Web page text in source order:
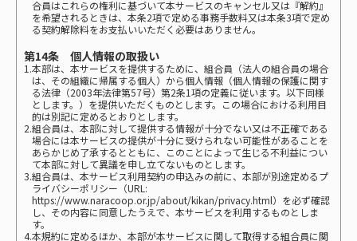
合員はこれらの権利に基づいて本サービスのキャンセル又は『解約』
を希望されるときは、本条2項で定める事務手数料又は本条3項で定め
る契約解除料をお支払いいただく必要はありません。
第14条 個人情報の取扱い
1.本部は、本サービスを提供するために、組合員（法人の組合員の場合
は、その組織に帰属する個人）から個人情報（個人情報の保護に関す
る法律（2003年法律第57号）第2条1項の定義に従います。以下同様
とします。）を提供いただくものとします。この場合における利用目
的は別記に定めるとおりとします。
2.組合員は、本部に対して提供する情報が十分でない又は不正確である
場合には本サービスの提供が十分に受けられない可能性があることを
あらかじめ了承するとともに、このことによって生じる不利益につい
て本部に対して異議を申し立てないものとします。
3.組合員は、本サービス利用契約の申込みの前に、本部が別途定めるプ
ライバシーポリシー（URL:
https://www.naracoop.or.jp/about/kikan/privacy.html）を必ず確認
し、その内容に同意したうえで、本サービスを利用するものとしま
す。
4.本規約に定めるほか、本部が本サービスに関して取得する組合員に関